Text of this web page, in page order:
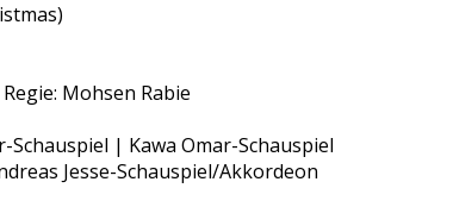
Mohsen Rabie
| Kawa Omar-Schauspiel
Jesse-Schauspiel/Akkordeon